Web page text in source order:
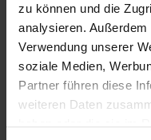
zu können und die
analysieren.
Verwendung unserer
soziale Medien,
Partner führen diese
weiteren Daten
Geschäftsführung
Tel.: +49 6284 92995-0
E-Mail